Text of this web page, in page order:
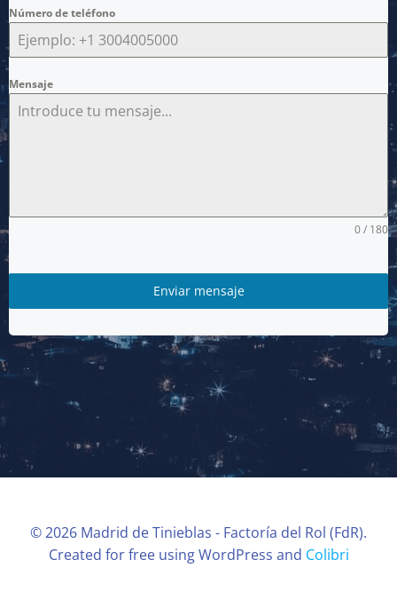
Número de teléfono
Mensaje
0 / 180
Enviar mensaje
© 2026 Madrid de Tinieblas - Factoría del Rol (FdR).
Created for free using WordPress and Colibri